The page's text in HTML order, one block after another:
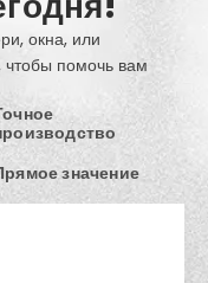
окна, или
чтобы помочь вам
значение